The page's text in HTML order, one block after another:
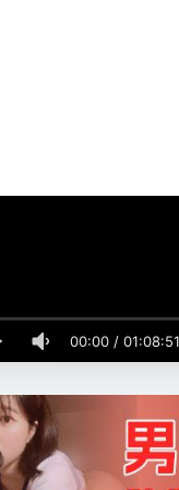
00:00 / 01:08:51